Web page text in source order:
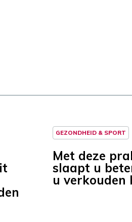
GEZONDHEID & SPORT
Met deze
slaapt u
u verkouden